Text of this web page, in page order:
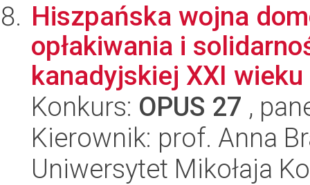
Hiszpańska wojna
opłakiwania i
kanadyjskiej XXI wieku
Konkurs: OPUS 27 ,
Kierownik: prof. Anna
Uniwersytet Mikołaja